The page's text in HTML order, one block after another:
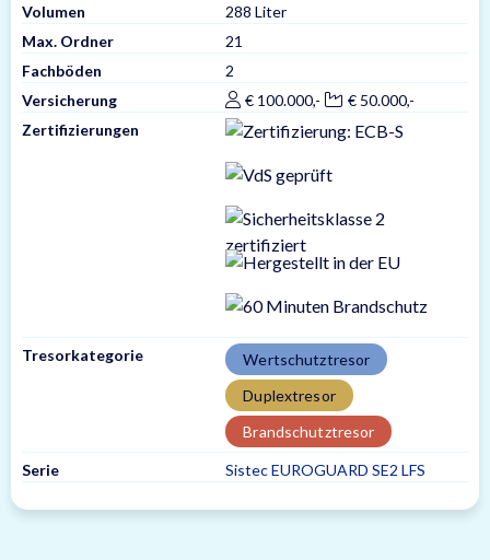
Volumen
288 Liter
Max. Ordner
21
Fachböden
2
Versicherung
€ 100.000,-
€ 50.000,-
Zertifizierungen
Tresorkategorie
Wertschutztresor
Duplextresor
Brandschutztresor
Serie Sistec EUROGUARD SE2 LFS